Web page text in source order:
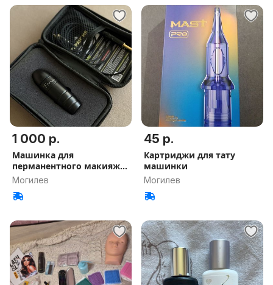
1 000 р.
Машинка для
перманентного макияжа
Tina
Могилев
45 р.
Картриджи для тату
машинки
Могилев